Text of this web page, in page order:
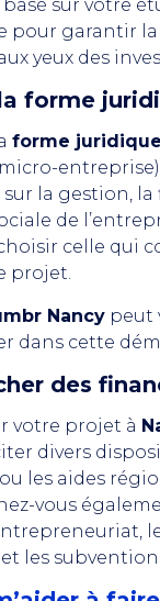
sur votre
pour garantir
yeux des
forme
forme juridique
micro-
la gestion, la
de
celle qui
projet.
Nancy peut
dans cette
des
votre projet à
divers
ou les aides
vous
les